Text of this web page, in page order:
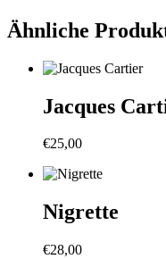
Ähnliche
Jacques
€25,00
Nigrette
€28,00